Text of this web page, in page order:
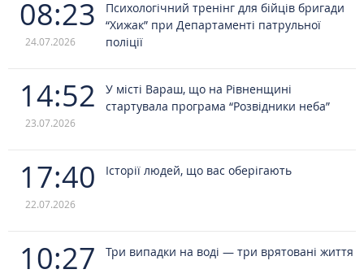
08:23
24.07.2026
Психологічний тренінг для бійців бригади
“Хижак” при Департаменті патрульної
поліції
14:52
23.07.2026
У місті Вараш, що на Рівненщині
стартувала програма “Розвідники неба”
17:40
22.07.2026
Історії людей, що вас оберігають
10:27 Три випадки на воді — три врятовані життя